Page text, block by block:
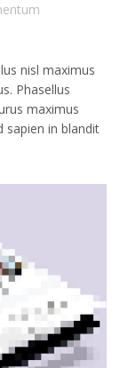
nisl maximus
Phasellus
maximus
sapien in blandit